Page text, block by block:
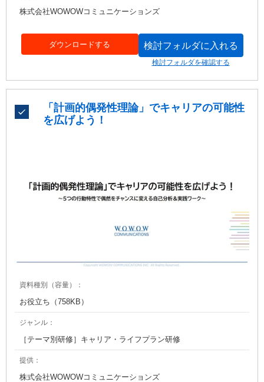
株式会社WOWOWコミュニケーションズ
ダウンロードする 検討フォルダに入れる
検討フォルダを確認する
「計画的偶発性理論」でキャリアの可能性
を広げよう！
資料種別（容量）：
お役立ち（758KB）
ジャンル：
［テーマ別研修］キャリア・ライフプラン研修
提供：
株式会社WOWOWコミュニケーションズ